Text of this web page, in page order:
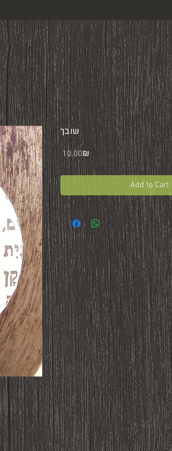
שובך
‏10.00 ‏₪Price
Add to Cart